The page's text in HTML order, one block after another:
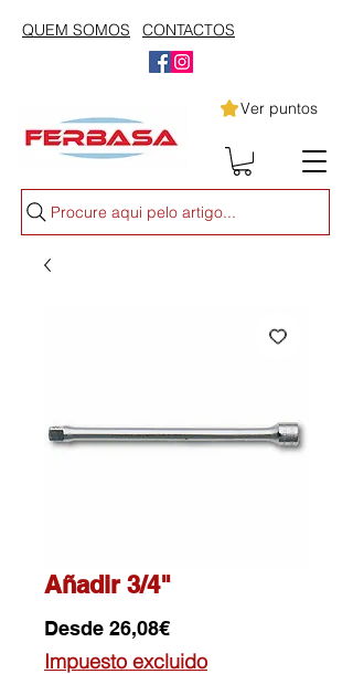
QUEM SOMOS CONTACTOS
Ver puntos
Procure aqui pelo artigo...
Añadir 3/4"
Desde 26,08€Precio
de
Impuesto excluido